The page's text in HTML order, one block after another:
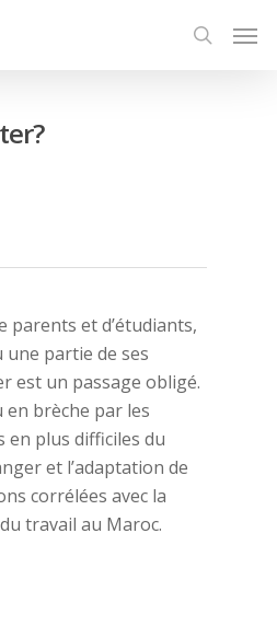
parents et d’étudiants,
partie de ses
est un passage obligé.
brèche par les
en plus difficiles du
et l’adaptation de
corrélées avec la
travail au Maroc.